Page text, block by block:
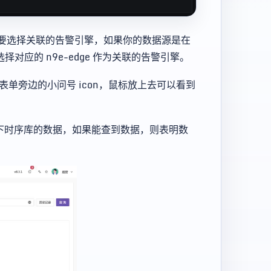
择关联的告警引擎，如果你的数据源是在
对应的 n9e-edge 作为关联的告警引擎。
旁边的小问号 icon，鼠标放上去可以看到
序库的数据，如果能查到数据，则表明数